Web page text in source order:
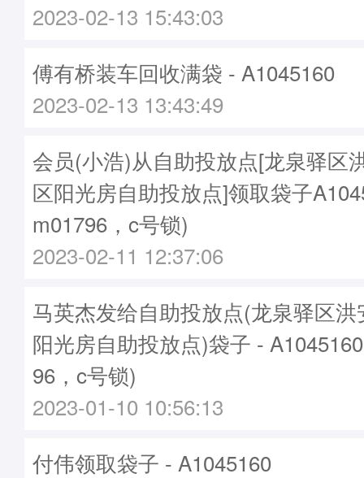
2023-02-13 15:43:03
傅有桥装车回收满袋 - A1045160
2023-02-13 13:43:49
会员(小浩)从自助投放点[龙泉驿区
区阳光房自助投放点]领取袋子
m01796，c号锁)
2023-02-11 12:37:06
马英杰发给自助投放点(龙泉驿区
阳光房自助投放点)袋子 -
96，c号锁)
2023-01-10 10:56:13
付伟领取袋子 - A1045160